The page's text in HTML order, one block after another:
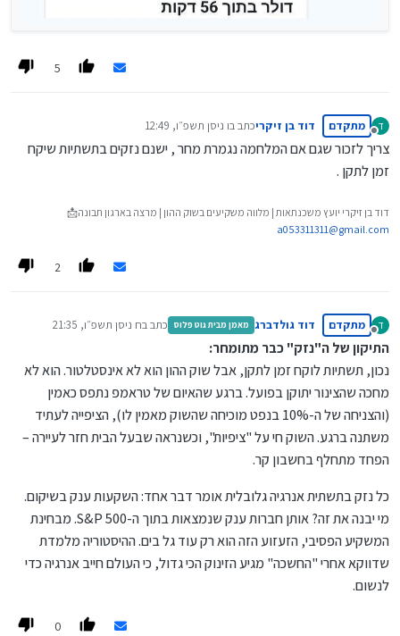
5
ד
מנותק
מתקדם דוד בן זיקריכתב בו ניסן תשפ״ו, 12:49
נערך לאחרונה על ידי
צריך לזכור שגם אם המלחמה נגמרת מחר , ישנם נזקים בתשתיות שיקח
זמן לתקן .
דוד בן זיקרי יועץ משכנתאות | מלווה משקיעים בשוק ההון | מרצה בארגון תבונה📩
a053311311@gmail.com
2
ד
מנותק
מתקדם דוד גולדברג מאמן מבית גוט פלוס כתב בח ניסן תשפ״ו, 21:35
נערך לאחרונה על ידי
התיקון של ה"נזק" כבר מתומחר:
נכון, תשתיות לוקח זמן לתקן, אבל שוק ההון הוא לא אינסטלטור. הוא לא
מחכה שהצינור יתוקן בפועל. ברגע שהאיום של טראמפ נתפס כאמין
(והצניחה של ה-10% בנפט מוכיחה שהשוק מאמין לו), הציפייה לעתיד
משתנה ברגע. השוק חי על "ציפיות", וכשנראה שבעל הבית חזר לעיירה –
הפחד מתחלף בחשבון קר.
כל נזק בתשתית אנרגיה גלובלית אומר דבר אחד: השקעות ענק בשיקום.
מי יבנה את זה? אותן חברות ענק שנמצאות בתוך ה-S&P 500. מבחינת
המשקיע הפסיבי, הזעזוע הזה הוא רק עוד גל בים. ההיסטוריה מלמדת
שדווקא אחרי "החשכה" מגיע הזינוק הכי גדול, כי העולם חייב אנרגיה כדי
לנשום.
0